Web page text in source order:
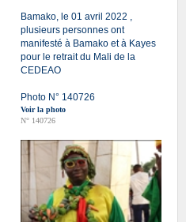
Bamako, le 01 avril 2022 ,
plusieurs personnes ont
manifesté à Bamako et à Kayes
pour le retrait du Mali de la
CEDEAO
Photo N° 140726
Voir la photo
N° 140726